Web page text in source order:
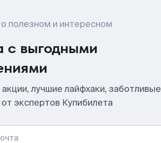
полезном и интересном
с выгодными
лучшие лайфхаки, заботливые
экспертов Купибилета